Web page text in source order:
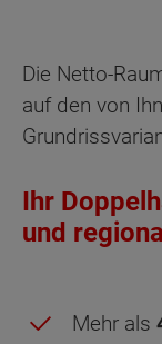
Die Netto-
auf den von
Ihr
und
Mehr als